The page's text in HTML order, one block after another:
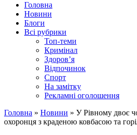
Головна
Новини
Блоги
Всі рубрики
Топ-теми
Кримінал
Здоров’я
Відпочинок
Спорт
На замітку
Рекламні оголошення
Головна » Новини » У Рівному двоє
охоронця з краденою ковбасою та